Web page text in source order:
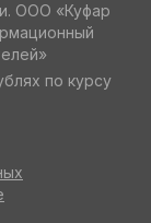
ООО «Куфар
по курсу